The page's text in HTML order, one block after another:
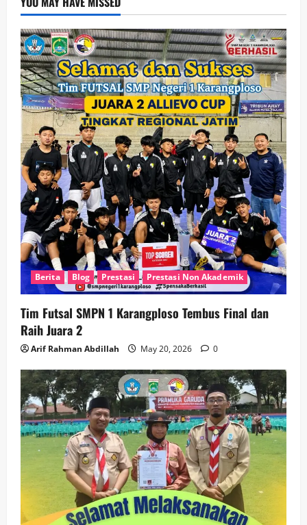
Berita Blog Prestasi Prestasi Non Akademik
Tim Futsal SMPN 1 Karangploso Tembus Final dan
Raih Juara 2
Arif Rahman Abdillah May 20, 2026 0